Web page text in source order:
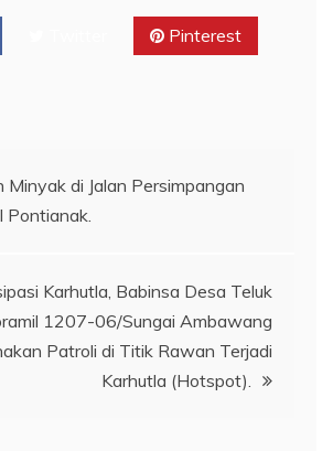
Pinterest
Minyak di Jalan Persimpangan
Pontianak.
Karhutla, Babinsa Desa Teluk
1207-06/Sungai Ambawang
Patroli di Titik Rawan Terjadi
Karhutla (Hotspot).